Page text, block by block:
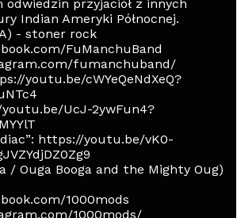
odwiedzin przyjaciół z innych
Indian Ameryki Północnej.
- stoner rock
FuManchuBand
fumanchuband/
youtu.be/cWYeQeNdXeQ?
youtu.be/UcJ-2ywFun4?
https://youtu.be/vK0-
/ Ouga Booga and the Mighty Oug)
1000mods
1000mods/